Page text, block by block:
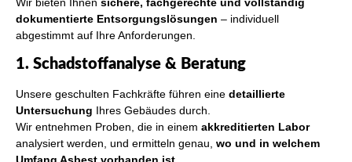
dokumentierte Entsorgungslösungen – individuell
abgestimmt auf Ihre Anforderungen.
1. Schadstoffanalyse & Beratung
Unsere geschulten Fachkräfte führen eine detaillierte
Untersuchung Ihres Gebäudes durch.
Wir entnehmen Proben, die in einem akkreditierten Labor
analysiert werden, und ermitteln genau, wo und in welchem